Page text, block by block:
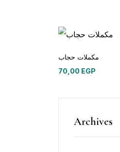
مكملات حجاب
70,00 EGP
Archives